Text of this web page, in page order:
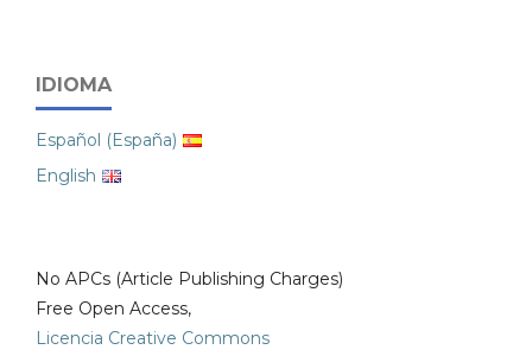
IDIOMA
Español (España)
English
No APCs (Article Publishing Charges)
Free Open Access,
Licencia Creative Commons